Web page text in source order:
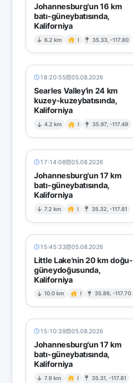
Johannesburg'un 16 km
batı-güneybatısında,
Kaliforniya
6.2 km I 35.33, -117.80
18:20:55 05.08.2026
Searles Valley'in 24 km
kuzey-kuzeybatısında,
Kaliforniya
4.2 km I 35.97, -117.49
17:14:08 05.08.2026
Johannesburg'un 17 km
batı-güneybatısında,
Kaliforniya
7.2 km I 35.32, -117.81
15:45:33 05.08.2026
Little Lake'nin 20 km doğu-
güneydoğusunda,
Kaliforniya
10.0 km I 35.86, -117.70
15:10:39 05.08.2026
Johannesburg'un 17 km
batı-güneybatısında,
Kaliforniya
7.9 km I 35.31, -117.81